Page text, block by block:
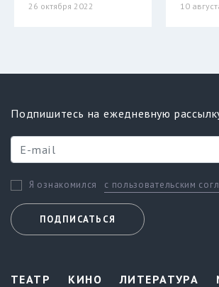
26 октября 2022 10
Подпишитесь на ежедневную
Я ознакомился с пользовательским
ПОДПИСАТЬСЯ
ТЕАТР КИНО ЛИТЕРАТУРА